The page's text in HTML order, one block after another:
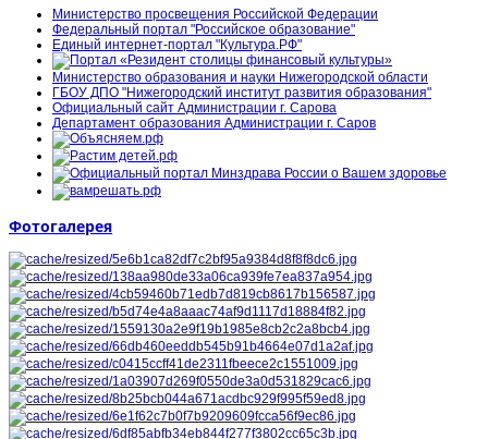
Министерство просвещения Российской Федерации
Федеральный портал "Российское образование"
Единый интернет-портал "Культура.РФ"
Министерство образования и науки Нижегородской области
ГБОУ ДПО "Нижегородский институт развития образования"
Официальный сайт Администрации г. Сарова
Департамент образования Администрации г. Саров
Фотогалерея